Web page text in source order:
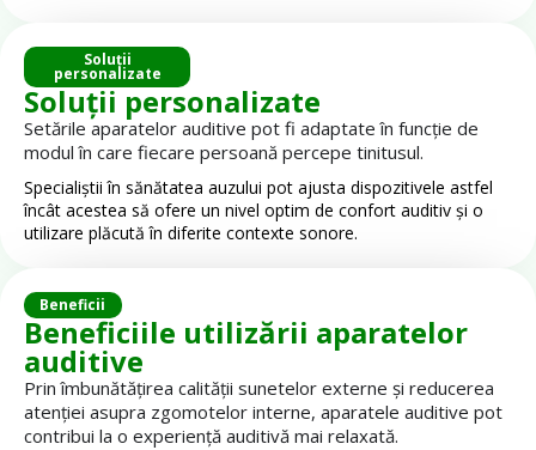
Soluții
personalizate
Soluții personalizate
Setările aparatelor auditive pot fi adaptate în funcție de
modul în care fiecare persoană percepe tinitusul.
Specialiștii în sănătatea auzului pot ajusta dispozitivele astfel
încât acestea să ofere un nivel optim de confort auditiv și o
utilizare plăcută în diferite contexte sonore.
Beneficii
Beneficiile utilizării aparatelor
auditive
Prin îmbunătățirea calității sunetelor externe și reducerea
atenției asupra zgomotelor interne, aparatele auditive pot
contribui la o experiență auditivă mai relaxată.